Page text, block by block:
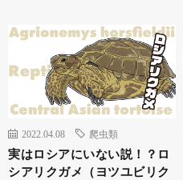
2022.04.08 爬虫類
実はロシアにいない説！？ロ
シアリクガメ（ヨツユビリク